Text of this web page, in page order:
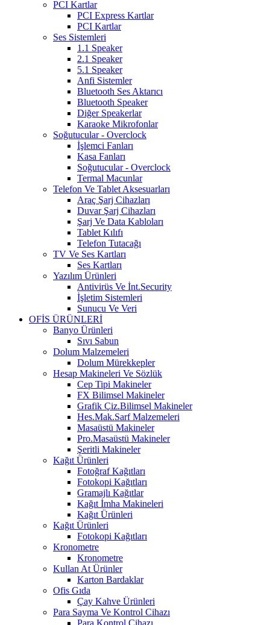
PCI Kartlar
PCI Express Kartlar
PCI Kartlar
Ses Sistemleri
1.1 Speaker
2.1 Speaker
5.1 Speaker
Anfi Sistemler
Bluetooth Ses Aktarıcı
Bluetooth Speaker
Diğer Speakerlar
Karaoke Mikrofonlar
Soğutucular - Overclock
İşlemci Fanları
Kasa Fanları
Soğutucular - Overclock
Termal Macunlar
Telefon Ve Tablet Aksesuarları
Araç Şarj Cihazları
Duvar Şarj Cihazları
Şarj Ve Data Kabloları
Tablet Kılıfı
Telefon Tutacağı
TV Ve Ses Kartları
Ses Kartları
Yazılım Ürünleri
Antivirüs Ve İnt.Security
İşletim Sistemleri
Sunucu Ve Veri
OFİS ÜRÜNLERİ
Banyo Ürünleri
Sıvı Sabun
Dolum Malzemeleri
Dolum Mürekkepler
Hesap Makineleri Ve Sözlük
Cep Tipi Makineler
FX Bilimsel Makineler
Grafik Çiz.Bilimsel Makineler
Hes.Mak.Sarf Malzemeleri
Masaüstü Makineler
Pro.Masaüstü Makineler
Şeritli Makineler
Kağıt Ürünleri
Fotoğraf Kağıtları
Fotokopi Kağıtları
Gramajlı Kağıtlar
Kağıt İmha Makineleri
Kağıt Ürünleri
Kağıt Ürünleri
Fotokopi Kağıtları
Kronometre
Kronometre
Kullan At Ürünler
Karton Bardaklar
Ofis Gıda
Çay Kahve Ürünleri
Para Sayma Ve Kontrol Cihazı